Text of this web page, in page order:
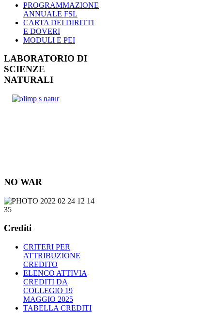
PROGRAMMAZIONE
ANNUALE FSL
CARTA DEI DIRITTI
E DOVERI
MODULI E PEI
LABORATORIO DI
SCIENZE
NATURALI
NO WAR
Crediti
CRITERI PER
ATTRIBUZIONE
CREDITO
ELENCO ATTIVIA
CREDITI DA
COLLEGIO 19
MAGGIO 2025
TABELLA CREDITI